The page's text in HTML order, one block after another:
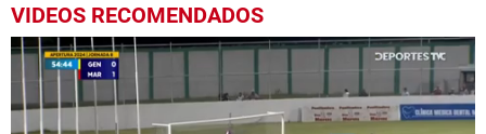
VIDEOS RECOMENDADOS